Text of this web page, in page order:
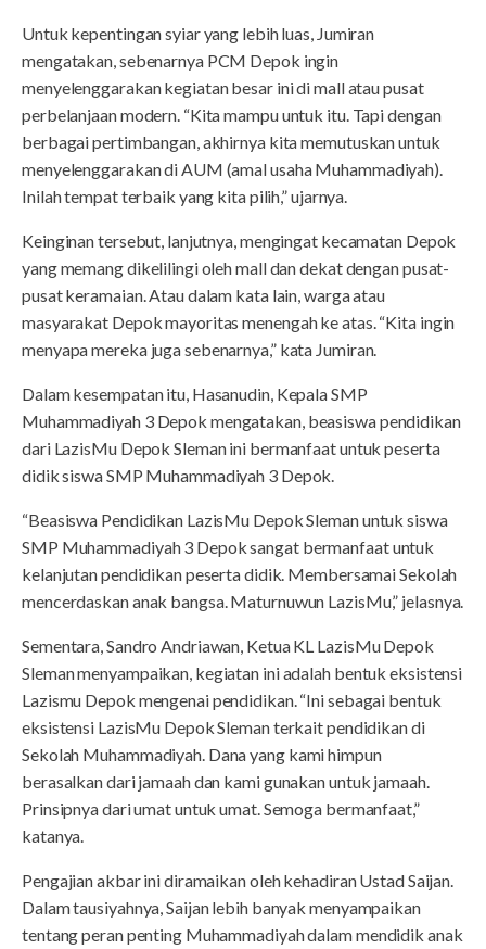
Untuk kepentingan syiar yang lebih luas, Jumiran
mengatakan, sebenarnya PCM Depok ingin
menyelenggarakan kegiatan besar ini di mall atau pusat
perbelanjaan modern. “Kita mampu untuk itu. Tapi dengan
berbagai pertimbangan, akhirnya kita memutuskan untuk
menyelenggarakan di AUM (amal usaha Muhammadiyah).
Inilah tempat terbaik yang kita pilih,” ujarnya.
Keinginan tersebut, lanjutnya, mengingat kecamatan Depok
yang memang dikelilingi oleh mall dan dekat dengan pusat-
pusat keramaian. Atau dalam kata lain, warga atau
masyarakat Depok mayoritas menengah ke atas. “Kita ingin
menyapa mereka juga sebenarnya,” kata Jumiran.
Dalam kesempatan itu, Hasanudin, Kepala SMP
Muhammadiyah 3 Depok mengatakan, beasiswa pendidikan
dari LazisMu Depok Sleman ini bermanfaat untuk peserta
didik siswa SMP Muhammadiyah 3 Depok.
“Beasiswa Pendidikan LazisMu Depok Sleman untuk siswa
SMP Muhammadiyah 3 Depok sangat bermanfaat untuk
kelanjutan pendidikan peserta didik. Membersamai Sekolah
mencerdaskan anak bangsa. Maturnuwun LazisMu,” jelasnya.
Sementara, Sandro Andriawan, Ketua KL LazisMu Depok
Sleman menyampaikan, kegiatan ini adalah bentuk eksistensi
Lazismu Depok mengenai pendidikan. “Ini sebagai bentuk
eksistensi LazisMu Depok Sleman terkait pendidikan di
Sekolah Muhammadiyah. Dana yang kami himpun
berasalkan dari jamaah dan kami gunakan untuk jamaah.
Prinsipnya dari umat untuk umat. Semoga bermanfaat,”
katanya.
Pengajian akbar ini diramaikan oleh kehadiran Ustad Saijan.
Dalam tausiyahnya, Saijan lebih banyak menyampaikan
tentang peran penting Muhammadiyah dalam mendidik anak